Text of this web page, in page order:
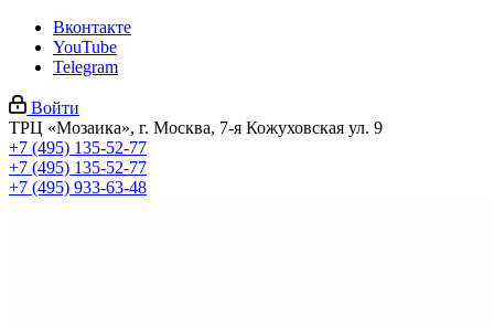
Вконтакте
YouTube
Telegram
Войти
ТРЦ «Мозаика», г. Москва, 7-я Кожуховская ул. 9
+7 (495) 135-52-77
+7 (495) 135-52-77
+7 (495) 933-63-48